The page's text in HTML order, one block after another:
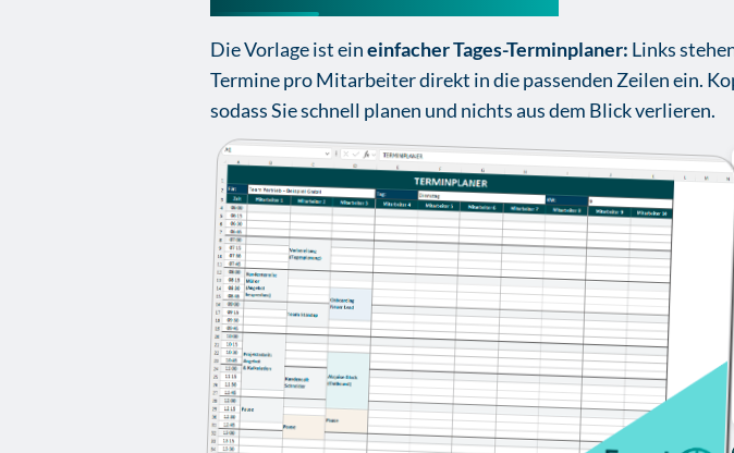
Die Vorlage ist eineinfacher Tages-Terminplaner: Links
Termine pro Mitarbeiter direkt in die passenden Zeilen ein.
sodass Sie schnell planen und nichts aus dem Blick verlieren.